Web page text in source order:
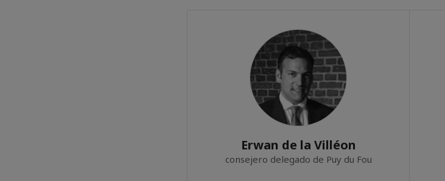
Erwan de la Villéon
consejero delegado de Puy du Fou